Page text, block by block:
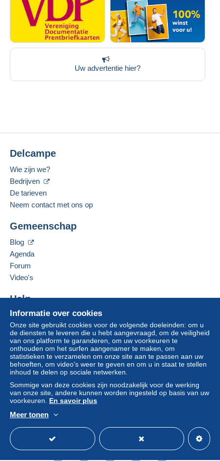
Uw advertentie hier?
Informatie over cookies
Onze site gebruikt cookies voor de volgende doeleinden: om u
de diensten te leveren die u hebt aangevraagd, om de veiligheid
van ons platform te garanderen, om uw voorkeuren te
onthouden om het surfen aangenamer te maken, om
statistieken te verzamelen om onze site aan te passen aan uw
behoeften, om video's weer te geven en om u in staat te stellen
inhoud te delen op sociale netwerken.
Sommige van deze cookies zijn noodzakelijk voor de werking
van onze site, andere kunnen worden ingesteld op basis van uw
voorkeuren. En savoir plus
Meer tonen
Delcampe
Wie zijn we?
Bedrijven
De tarieven
Neem contact met ons op
Gemeenschap
Blog
Agenda
Forum
Video's
Help
Hulpcentrum
Kopen op Delcampe
Verkopen op Delcampe
Een beveiligde website